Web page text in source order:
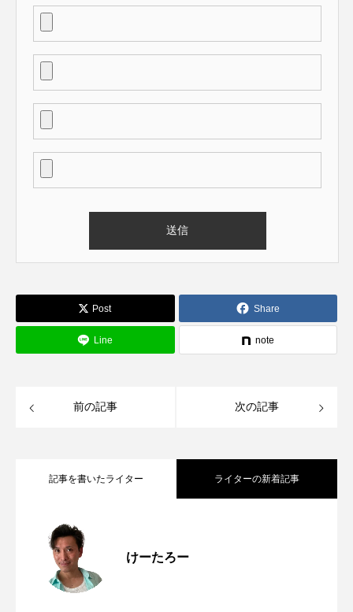
Post Share
Line note
前の記事 次の記事
記事を書いたライター ライターの新着記事
けーたろー
2026.08.09
2026.08.09